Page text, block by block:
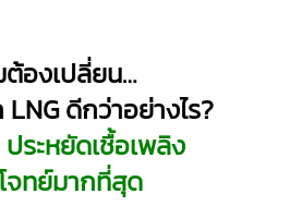
ต้องเปลี่ยน…
ดีกว่าอย่างไร?
ระหยัดเชื้อเพลิง
จทย์มากที่สุด